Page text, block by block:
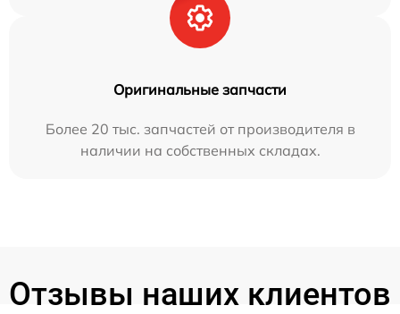
Оригинальные запчасти
Более 20 тыс. запчастей от производителя в
наличии на собственных складах.
Отзывы наших клиентов